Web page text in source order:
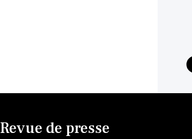
Revue de presse